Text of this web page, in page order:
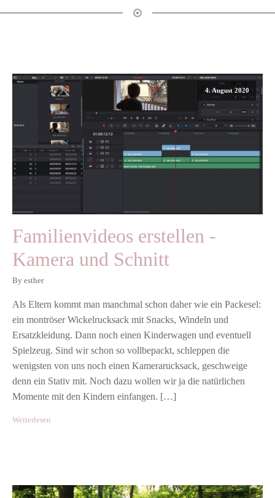
4. August 2020
Familienvideos erstellen -
Kamera und Schnitt
By esther
Als Eltern kommt man manchmal schon daher wie ein Packesel:
ein montröser Wickelrucksack mit Snacks, Windeln und
Ersatzkleidung. Dann noch einen Kinderwagen und eventuell
Spielzeug. Sind wir schon so vollbepackt, schleppen die
wenigsten von uns noch einen Kamerarucksack, geschweige
denn ein Stativ mit. Noch dazu wollen wir ja die natürlichen
Momente mit den Kindern einfangen. […]
Weiterlesen